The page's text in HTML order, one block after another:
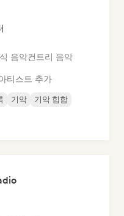
음악컨트리 음악
티스트 추가
기악
기악 힙합